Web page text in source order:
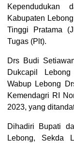
Kependudukan
Kabupaten
Tinggi Pratama
Tugas (Plt).
Drs Budi
Dukcapil
Wabup Lebong
Kemendagri RI
2023, yang
Dihadiri Bupati
Lebong, Sekda